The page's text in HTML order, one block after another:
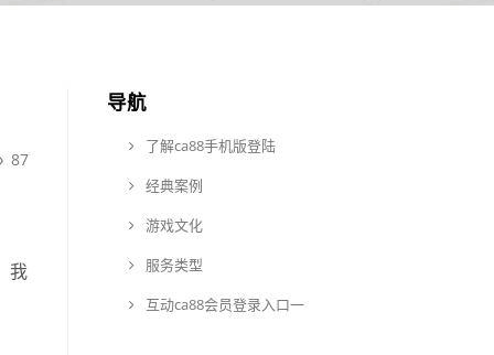
87
我
导航
了解ca88手机版登陆
经典案例
游戏文化
服务类型
互动ca88会员登录入口一